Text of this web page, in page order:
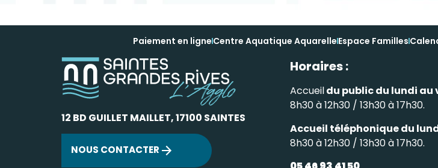
Paiement en ligneCentre Aquatique AquarelleEspace Familles
12 BD GUILLET MAILLET, 17100 SAINTES
NOUS CONTACTER
Horaires :
Accueildu public du lundi au
8h30 à 12h30 / 13h30 à 17h30.
Accueil téléphonique du
8h30 à 12h30 / 13h30 à 17h30.